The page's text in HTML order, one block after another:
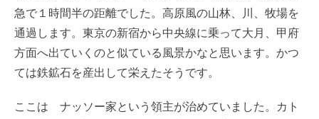
急で１時間半の距離でした。高原風の山林、川、牧場を
通過します。東京の新宿から中央線に乗って大月、甲府
方面へ出ていくのと似ている風景かなと思います。かつ
ては鉄鉱石を産出して栄えたそうです。
ここは ナッソー家という領主が治めていました。カト